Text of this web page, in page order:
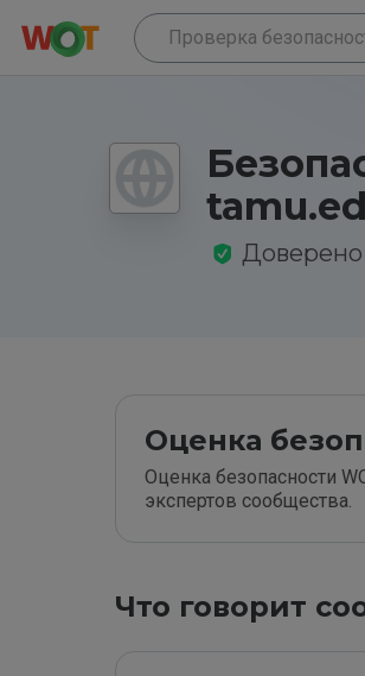
Оценка
Оценка безопасности
экспертов сообщества.
Что говорит